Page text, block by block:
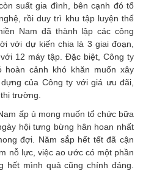
suất gia đình, bên cạnh đó tổ
rồi duy trì khu tập luyện thể
Nam đã thành lập các công
với dự kiến chia là 3 giai đoạn,
12 máy tập. Đặc biệt, Công ty
cảnh khó khăn muốn xây
của Công ty với giá ưu đãi,
trường.
ấp ủ mong muốn tổ chức bữa
hội tưng bừng hân hoan nhất
đợi. Năm sắp hết tết đã cận
nỗ lực, việc ao ước có một phần
hết mình quả cũng chính đáng.